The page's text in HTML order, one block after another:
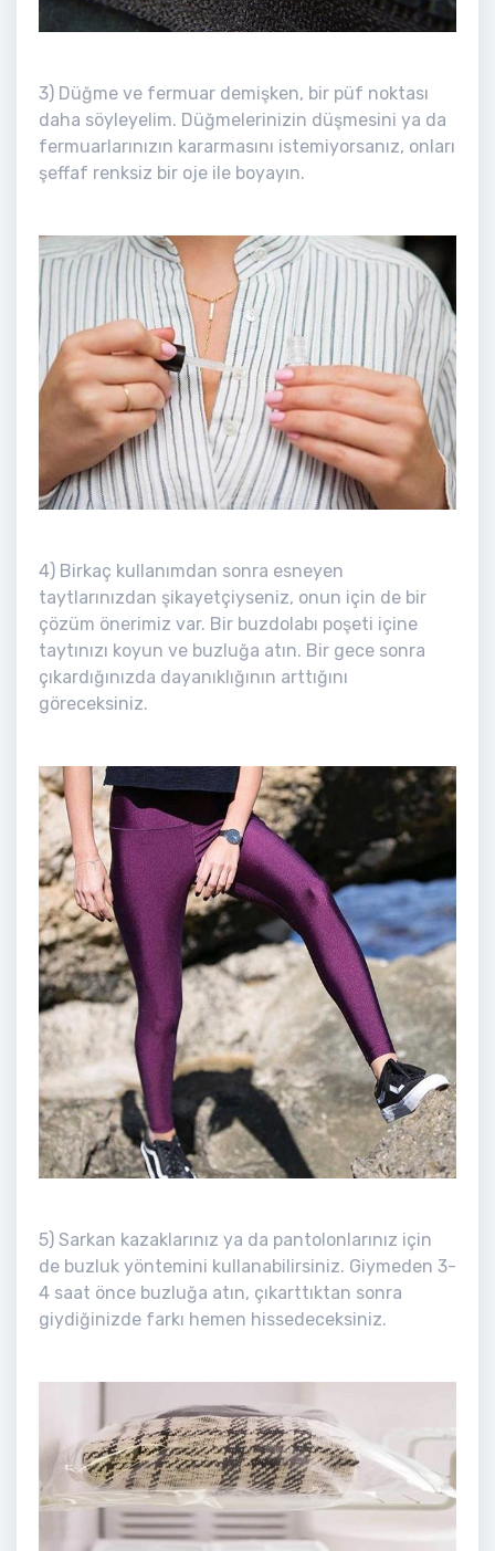
3) Düğme ve fermuar demişken, bir püf noktası
daha söyleyelim. Düğmelerinizin düşmesini ya da
fermuarlarınızın kararmasını istemiyorsanız, onları
şeffaf renksiz bir oje ile boyayın.
4) Birkaç kullanımdan sonra esneyen
taytlarınızdan şikayetçiyseniz, onun için de bir
çözüm önerimiz var. Bir buzdolabı poşeti içine
taytınızı koyun ve buzluğa atın. Bir gece sonra
çıkardığınızda dayanıklığının arttığını
göreceksiniz.
5) Sarkan kazaklarınız ya da pantolonlarınız için
de buzluk yöntemini kullanabilirsiniz. Giymeden 3-
4 saat önce buzluğa atın, çıkarttıktan sonra
giydiğinizde farkı hemen hissedeceksiniz.